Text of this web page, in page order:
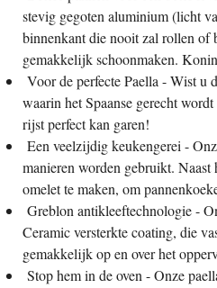
stevig gegoten aluminium (licht
binnenkant die nooit zal rollen of
gemakkelijk schoonmaken.
Voor de perfecte Paella - Wist u
waarin het Spaanse gerecht
rijst perfect kan garen!
Een veelzijdig keukengerei -
manieren worden gebruikt.
omelet te maken, om
Greblon antikleeftechnologie -
Ceramic versterkte coating, die
gemakkelijk op en over het
Stop hem in de oven - Onze